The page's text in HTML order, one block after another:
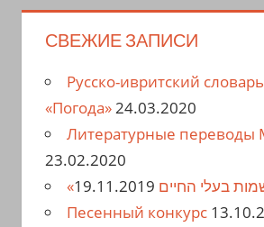
СВЕЖИЕ ЗАПИСИ
Русско-ивритский
«Погода»24.03.2020
Литературные переводы
23.02.2020
בעלי החיים 19.11.2019
Песенный конкурс